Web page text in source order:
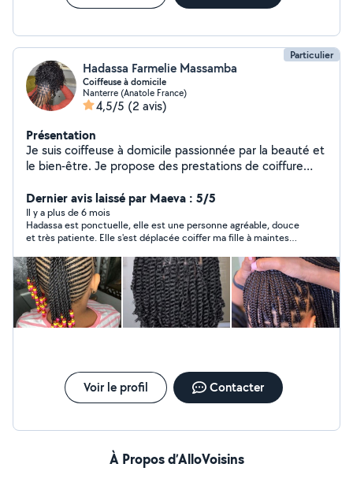
Particulier
Hadassa Farmelie Massamba
Coiffeuse à domicile
Nanterre (Anatole France)
4,5/5 (2 avis)
Présentation
Je suis coiffeuse à domicile passionnée par la beauté et
le bien-être. Je propose des prestations de coiffure
confort, gain de temps et un service de qualité. Je
réalise des mèches (nattes, twist,...), coloration, tresse
sans ajout de mèches, tresses pour enfant,...
Dernier avis laissé par Maeva : 5/5
Il y a plus de 6 mois
Hadassa est ponctuelle, elle est une personne agréable, douce
et très patiente. Elle s'est déplacée coiffer ma fille à maintes
prestations. Nous la recommandons sans aucun problème, les
yeux fermés faites lui confiance mais n'abusez pas de sa
gentillesse. Merci HADASSA, à très bientôt 😃
Voir le profil Contacter
À Propos d’AlloVoisins